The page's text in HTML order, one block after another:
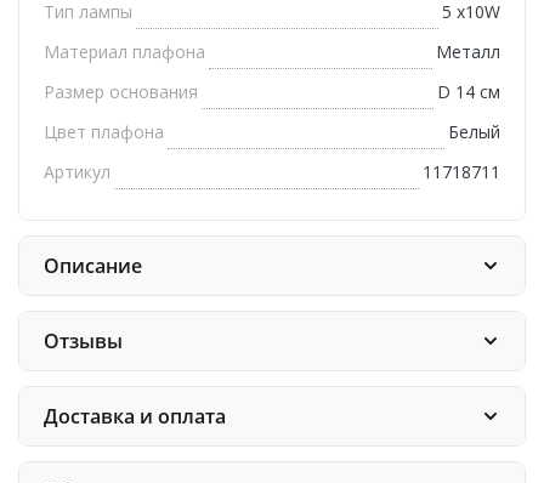
Тип лампы
5 х10W
Материал плафона
Металл
Размер основания
D 14 см
Цвет плафона
Белый
Артикул
11718711
Описание
Отзывы
Доставка и оплата